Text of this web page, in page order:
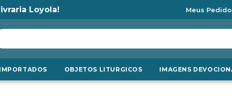
Loyola! Meus
OBJETOS LITURGICOS IMAGENS